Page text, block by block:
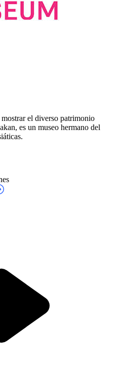
el diverso patrimonio
es un museo hermano del